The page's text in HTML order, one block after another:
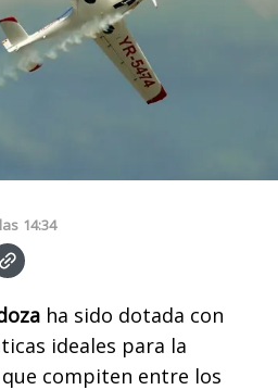
14:34
ha sido dotada con
ideales para la
que compiten entre los